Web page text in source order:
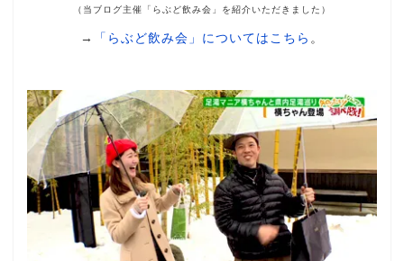
（当ブログ主催「らぶど飲み会」を紹介いただきました）
→ 「らぶど飲み会」についてはこちら 。